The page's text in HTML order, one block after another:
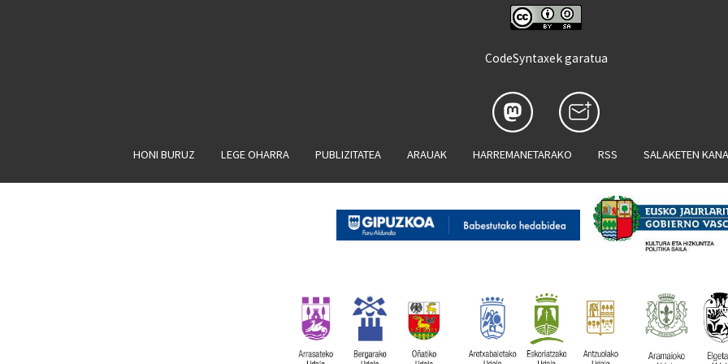
CodeSyntaxek garatua
HONI BURUZ LEGE OHARRA PUBLIZITATEA ARAUAK HARREMANETARAKO RSS SALAKETEN